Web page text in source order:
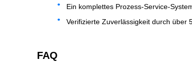
Ein komplettes Prozess-Service-
Verifizierte Zuverlässigkeit durch über
FAQ